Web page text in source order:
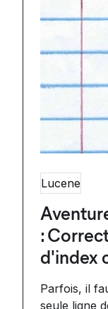
Lucene
:
d'index
Parfois, il
seule ligne